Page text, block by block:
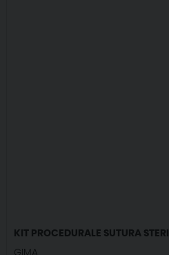
KIT PROCEDURALE SUTURA
GIMA